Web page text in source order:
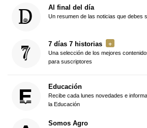
Al final del día
Un resumen de las noticias que debes
7 días 7 historias
Una selección de los mejores
para suscriptores
Educación
Recibe cada lunes novedades e
la Educación
Somos Agro